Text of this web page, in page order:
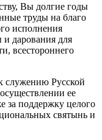
Вы долгие годы
труды на благо
исполнения
и дарования для
всестороннего
служению Русской
ее
за поддержку целого
святынь и